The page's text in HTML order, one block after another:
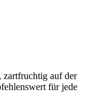
zartfruchtig auf der
für jede